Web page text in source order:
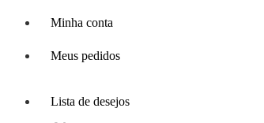
Minha conta
Meus pedidos
Lista de desejos